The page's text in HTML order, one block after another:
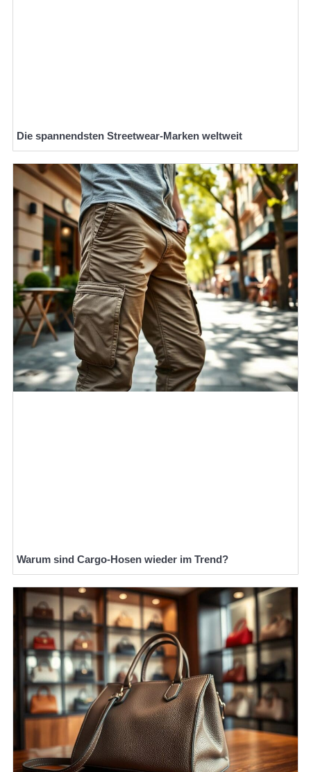
Die spannendsten Streetwear-Marken weltweit
Warum sind Cargo-Hosen wieder im Trend?